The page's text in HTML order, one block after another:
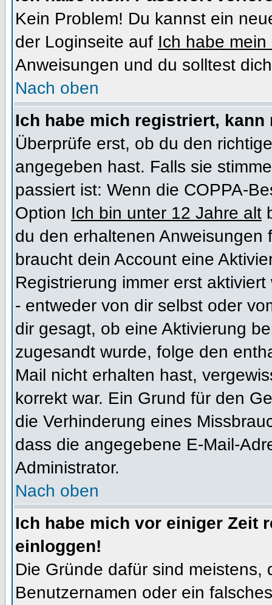
Kein Problem! Du kannst ein
der Loginseite auf Ich habe
Anweisungen und du solltest
Nach oben
Ich habe mich registriert,
Überprüfe erst, ob du den
angegeben hast. Falls sie
passiert ist: Wenn die COPPA-
Option Ich bin unter 12 Jahre alt
du den erhaltenen
braucht dein Account eine
Registrierung immer erst
- entweder von dir selbst oder
dir gesagt, ob eine Aktivierung
zugesandt wurde, folge den
Mail nicht erhalten hast,
korrekt war. Ein Grund für den
die Verhinderung eines
dass die angegebene E-Mail-
Administrator.
Nach oben
Ich habe mich vor einiger Zeit
einloggen!
Die Gründe dafür sind
Benutzernamen oder ein